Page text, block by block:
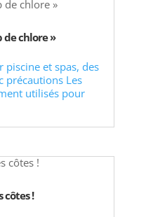
de chlore »
piscine et spas, des
précautions Les
utilisés pour
côtes !